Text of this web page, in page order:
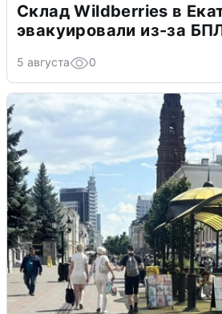
Склад Wildberries в
эвакуировали из-за
5 августа 0